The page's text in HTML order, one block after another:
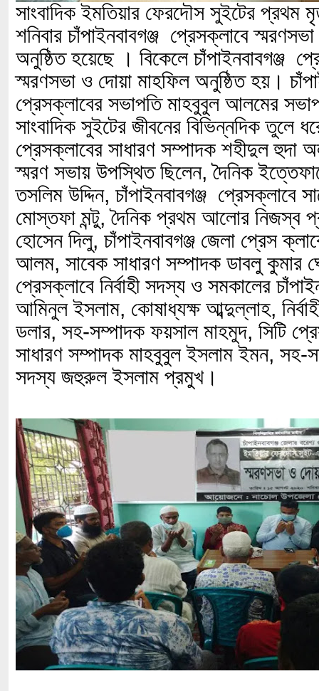
সাংবাদিক ইমতিয়ার ফেরদৌস সুইটের প্রথম
শনিবার চাঁপাইনবাবগঞ্জ প্রেসক্লাবে
অনুষ্ঠিত হয়েছে । বিকেলে চাঁপাইনবাবগঞ্জ
স্মরণসভা ও দোয়া মাহফিল অনুষ্ঠিত হয়।
প্রেসক্লাবের সভাপতি মাহবুবুল আলমের
সাংবাদিক সুইটের জীবনের বিভিন্নদিক তুলে
প্রেসক্লাবের সাধারণ সম্পাদক শহীদুল
স্মরণ সভায় উপস্থিত ছিলেন, দৈনিক
তসলিম উদ্দিন, চাঁপাইনবাবগঞ্জ প্রেসক্লাবে
মোস্তফা মন্টু, দৈনিক প্রথম আলোর নিজস্ব
হোসেন দিলু, চাঁপাইনবাবগঞ্জ জেলা প্রেস
আলম, সাবেক সাধারণ সম্পাদক ডাবলু কুমার
প্রেসক্লাবে নির্বাহী সদস্য ও সমকালের
আমিনুল ইসলাম, কোষাধ্যক্ষ আব্দুল্লাহ,
ডলার, সহ-সম্পাদক ফয়সাল মাহমুদ, সিটি
সাধারণ সম্পাদক মাহবুবুল ইসলাম ইমন, সহ-
সদস্য জহুরুল ইসলাম প্রমুখ।